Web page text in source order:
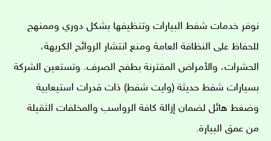
نوفر خدمات شفط البيارات وتنظيفها بشكل دوري وممنهج
للحفاظ على النظافة العامة ومنع انتشار الروائح الكريهة،
الحشرات، والأمراض المقترنة بطفح الصرف. وتستعين الشركة
بسيارات شفط حديثة (وايت شفط) ذات قدرات استيعابية
وضغط هائل لضمان إزالة كافة الرواسب والمخلفات الثقيلة
من عمق البيارة.